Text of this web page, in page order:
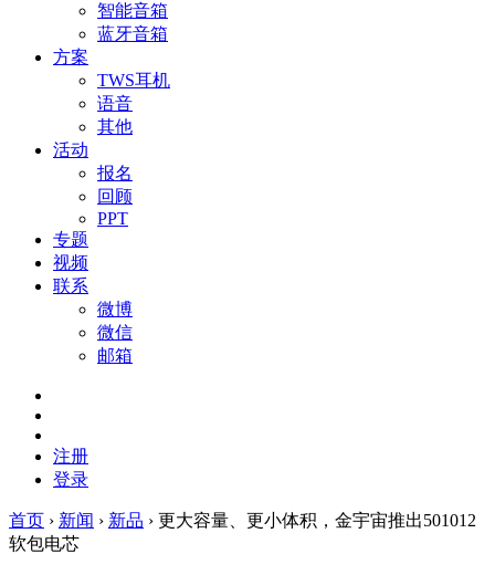
智能音箱
蓝牙音箱
方案
TWS耳机
语音
其他
活动
报名
回顾
PPT
专题
视频
联系
微博
微信
邮箱
注册
登录
首页 › 新闻 › 新品 › 更大容量、更小体积，金宇宙推出501012
软包电芯